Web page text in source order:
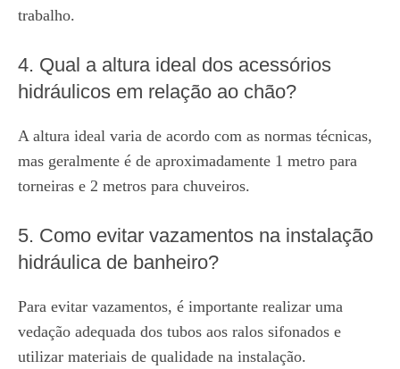
trabalho.
4. Qual a altura ideal dos acessórios
hidráulicos em relação ao chão?
A altura ideal varia de acordo com as normas técnicas,
mas geralmente é de aproximadamente 1 metro para
torneiras e 2 metros para chuveiros.
5. Como evitar vazamentos na instalação
hidráulica de banheiro?
Para evitar vazamentos, é importante realizar uma
vedação adequada dos tubos aos ralos sifonados e
utilizar materiais de qualidade na instalação.